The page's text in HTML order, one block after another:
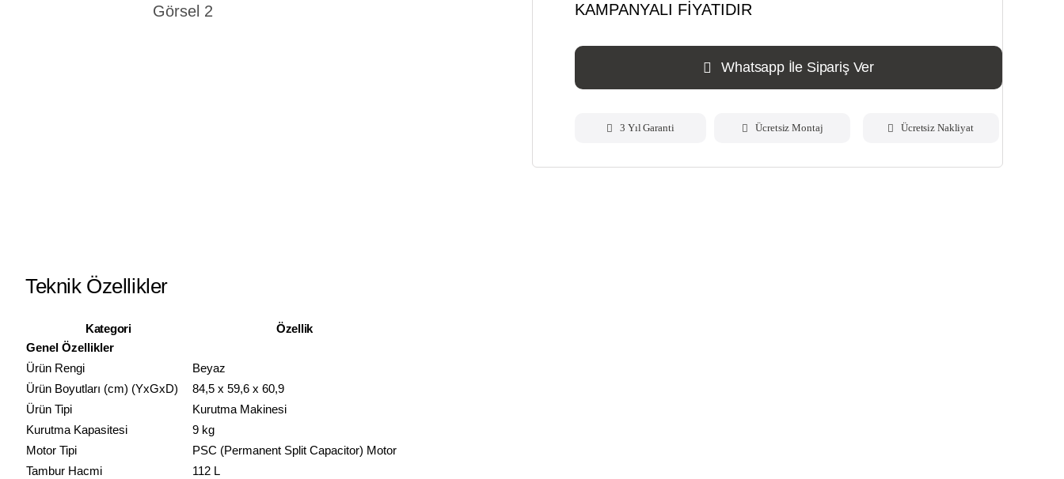
KAMPANYALI FİYATIDIR
Whatsapp İle Sipariş Ver
3 Yıl Garanti Ücretsiz Montaj Ücretsiz Nakliyat
Teknik Özellikler
Kategori
Özellik
Genel Özellikler
Ürün Rengi
Beyaz
Ürün Boyutları (cm) (YxGxD)
84,5 x 59,6 x 60,9
Ürün Tipi
Kurutma Makinesi
Kurutma Kapasitesi
9 kg
Motor Tipi
PSC (Permanent Split Capacitor) Motor
Tambur Hacmi
112 L